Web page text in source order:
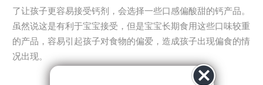
了让孩子更容易接受钙剂，会选择一些口感偏酸甜的钙产品。
虽然说这是有利于宝宝接受，但是宝宝长期食用这些口味较重
的产品，容易引起孩子对食物的偏爱，造成孩子出现偏食的情
况出现。